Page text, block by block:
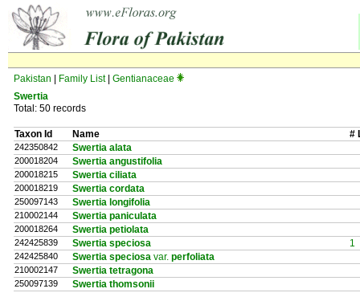
Pakistan Family List| Gentianaceae
Swertia
Total: 50 records
Taxon Id Name #
242350842 Swertia alata
200018204 Swertia angustifolia
200018215 Swertia ciliata
200018219 Swertia cordata
250097143 Swertia longifolia
210002144 Swertia paniculata
200018264 Swertia petiolata
242425839 Swertia speciosa 1
242425840 Swertia speciosa var. perfoliata
210002147 Swertia tetragona
250097139 Swertia thomsonii